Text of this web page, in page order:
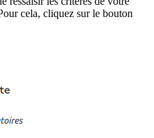
cela, cliquez sur le bouton